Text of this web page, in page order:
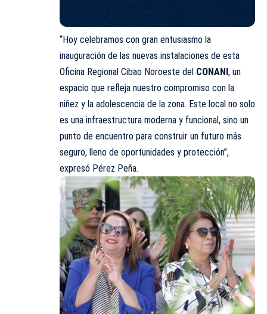
“Hoy celebramos con gran entusiasmo la
inauguración de las nuevas instalaciones de esta
Oficina Regional Cibao Noroeste del CONANI, un
espacio que refleja nuestro compromiso con la
niñez y la adolescencia de la zona. Este local no solo
es una infraestructura moderna y funcional, sino un
punto de encuentro para construir un futuro más
seguro, lleno de oportunidades y protección”,
expresó Pérez Peña.